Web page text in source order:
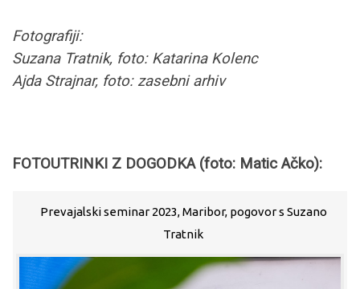
Fotografiji:
Suzana Tratnik, foto: Katarina Kolenc
Ajda Strajnar, foto: zasebni arhiv
FOTOUTRINKI Z DOGODKA (foto: Matic Ačko):
Prevajalski seminar 2023, Maribor, pogovor s Suzano
Tratnik